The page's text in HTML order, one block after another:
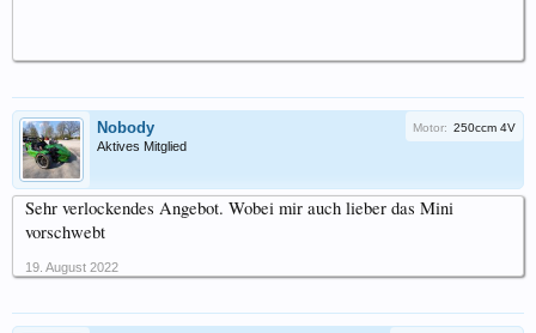
Nobody
Aktives Mitglied
Motor: 250ccm 4V
Sehr verlockendes Angebot. Wobei mir auch lieber das Mini
vorschwebt
19. August 2022